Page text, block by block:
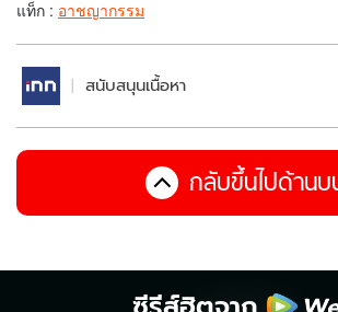
แท็ก : อาชญากรรม
สนับสนุนเนื้อหา
กลับขึ้นไปด้านบ